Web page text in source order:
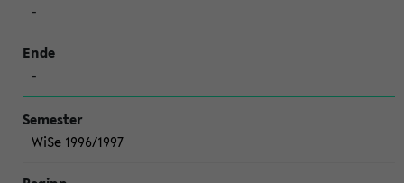
-
-
WiSe 1996/1997